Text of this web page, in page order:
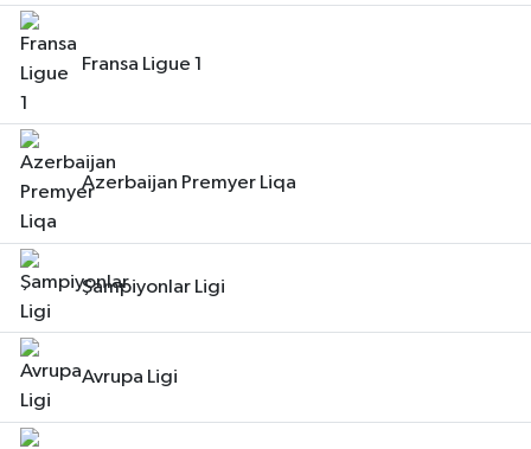
Fransa Ligue 1
Azerbaijan Premyer Liqa
Şampiyonlar Ligi
Avrupa Ligi